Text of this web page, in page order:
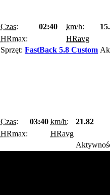
Czas: 02:40 km/h:
HRmax:
HRavg
Sprzęt: FastBack 5.8 Custom
Czas: 03:40 km/h:
21.82
HRmax:
HRavg